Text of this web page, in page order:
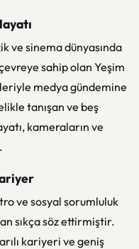
ve sinema dünyasında
sahip olan Yeşim
medya gündemine
tanışan ve beş
kameraların ve
ve sosyal sorumluluk
sıkça söz ettirmiştir.
kariyeri ve geniş